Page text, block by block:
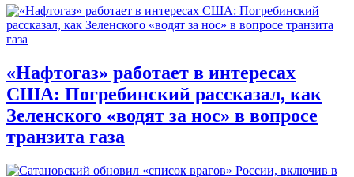
«Нафтогаз» работает в интересах
США: Погребинский рассказал, как
Зеленского «водят за нос» в вопросе
транзита газа